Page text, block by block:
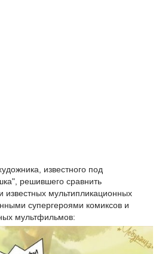
известного под
решившего сравнить
известных мультипликационных
супергероями комиксов и
мультфильмов: